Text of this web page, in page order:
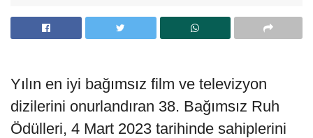
Yılın en iyi bağımsız film ve televizyon
dizilerini onurlandıran 38. Bağımsız Ruh
Ödülleri, 4 Mart 2023 tarihinde sahiplerini